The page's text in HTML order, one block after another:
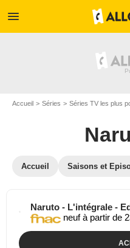
menu
Accueil Séries Séries TV les plus
Accueil Saisons et
Naruto - L'intégrale -
neuf à partir de